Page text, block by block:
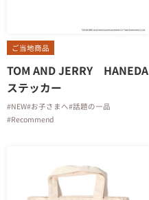
ご当地商品
TOM AND JERRY HANEDA
ステッカー
#NEW#お子さまへ#話題の一品
#Recommend